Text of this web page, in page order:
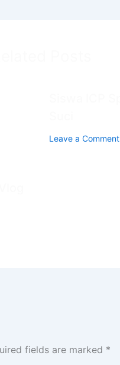
Leave a Comment
fields are marked *